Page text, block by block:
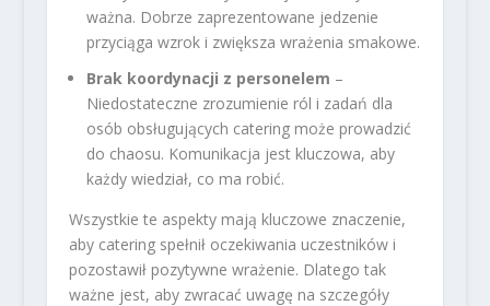
ważna. Dobrze zaprezentowane jedzenie
przyciąga wzrok i zwiększa wrażenia smakowe.
Brak koordynacji z personelem –
Niedostateczne zrozumienie ról i zadań dla
osób obsługujących catering może prowadzić
do chaosu. Komunikacja jest kluczowa, aby
każdy wiedział, co ma robić.
Wszystkie te aspekty mają kluczowe znaczenie,
aby catering spełnił oczekiwania uczestników i
pozostawił pozytywne wrażenie. Dlatego tak
ważne jest, aby zwracać uwagę na szczegóły